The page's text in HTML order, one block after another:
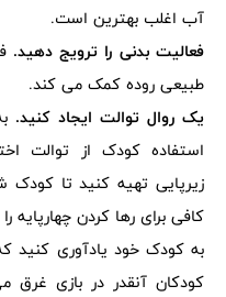
آب اغلب بهترین است.
فعالیت بدنی را ترویج دهید.
طبیعی روده کمک می کند.
یک روال توالت ایجاد کنید.
استفاده کودک از توالت
زیرپایی تهیه کنید تا
کافی برای رها کردن چهارپایه
به کودک خود یادآوری کنید
کودکان آنقدر در بازی غرق